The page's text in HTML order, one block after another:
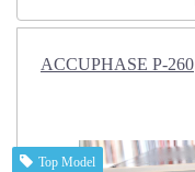
ACCUPHASE P-260
Top Model